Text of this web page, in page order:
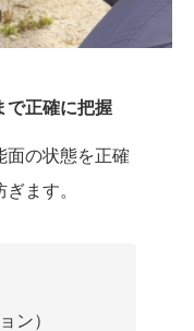
で正確に把握
面の状態を正確
ます。
ン）